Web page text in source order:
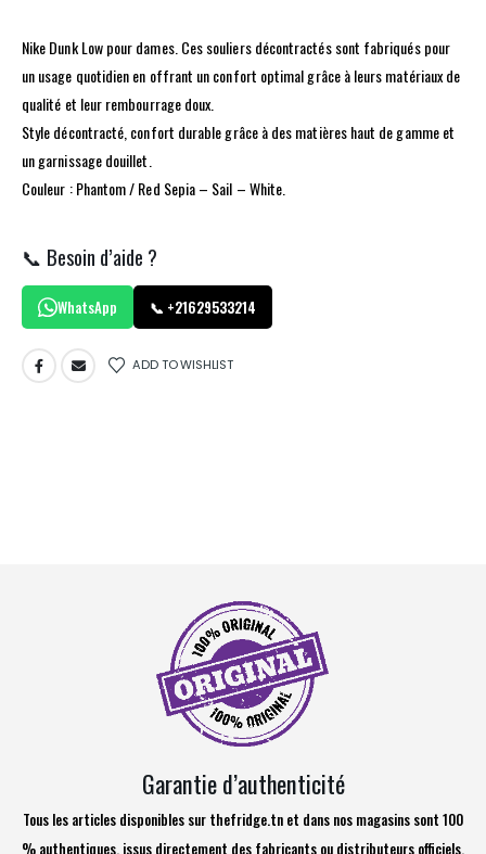
Nike Dunk Low pour dames. Ces souliers décontractés sont fabriqués pour
un usage quotidien en offrant un confort optimal grâce à leurs matériaux de
qualité et leur rembourrage doux.
Style décontracté, confort durable grâce à des matières haut de gamme et
un garnissage douillet.
Couleur : Phantom / Red Sepia – Sail – White.
📞 Besoin d’aide ?
WhatsApp 📞 +21629533214
ADD TO WISHLIST
Garantie d’authenticité
Tous les articles disponibles sur thefridge.tn et dans nos magasins sont 100
% authentiques, issus directement des fabricants ou distributeurs officiels.